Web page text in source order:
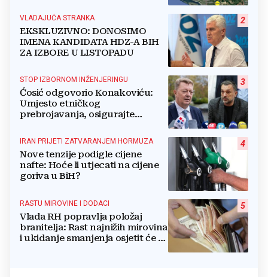
2
VLADAJUĆA STRANKA
EKSKLUZIVNO: DONOSIMO
IMENA KANDIDATA HDZ-A BIH
ZA IZBORE U LISTOPADU
3
STOP IZBORNOM INŽENJERINGU
Ćosić odgovorio Konakoviću:
Umjesto etničkog
prebrojavanja, osigurajte
4
IRAN PRIJETI ZATVARANJEM HORMUZA
Nove tenzije podigle cijene
nafte: Hoće li utjecati na cijene
goriva u BiH?
5
RASTU MIROVINE I DODACI
Vlada RH popravlja položaj
branitelja: Rast najnižih mirovina
i ukidanje smanjenja osjetit će se